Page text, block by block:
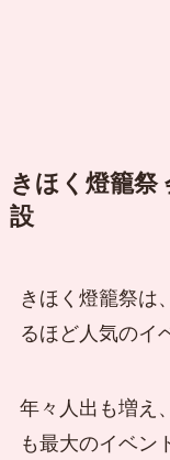
きほく燈籠祭
設
きほく燈籠祭は
るほど人気のイ
年々人出も増え
も最大のイベン